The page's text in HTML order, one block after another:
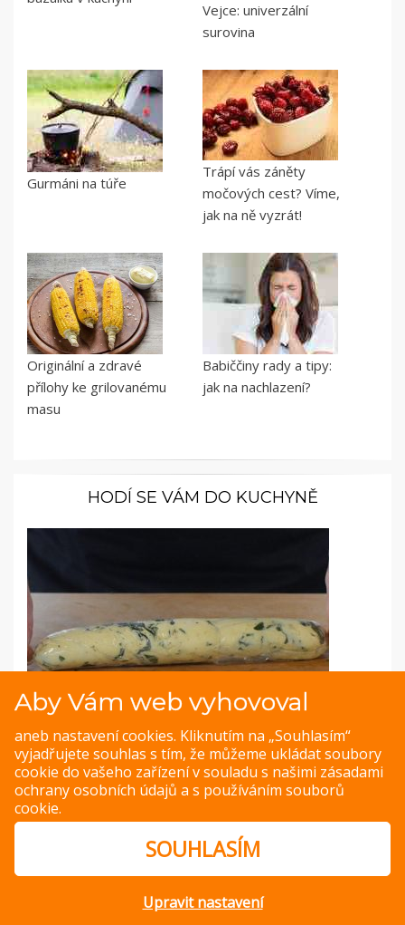
Vejce: univerzální
surovina
Gurmáni na túře
Trápí vás záněty
močových cest? Víme,
jak na ně vyzrát!
Originální a zdravé
přílohy ke grilovanému
masu
Babiččiny rady a tipy:
jak na nachlazení?
HODÍ SE VÁM DO KUCHYNĚ
Fotopostup: Bylinkové máslo
Vyzkoušejte tymiánové máslo nebo oblíbené provensálské
koření: rozmarýn, bazalka a tymián.
ZOBRAZIT
© Copyright 2014 – 2026 –Jak v kuchyni
Aby Vám web vyhovoval
aneb nastavení cookies. Kliknutím na „Souhlasím“
vyjadřujete souhlas s tím, že můžeme ukládat soubory
cookie do vašeho zařízení v souladu s našimi zásadami
ochrany osobních údajů a s používáním souborů
cookie.
SOUHLASÍM
Upravit nastavení